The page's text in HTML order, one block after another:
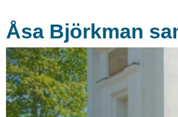
Åsa Björkman